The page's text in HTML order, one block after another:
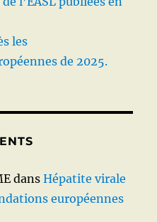
les
de 2025.
dansHépatite virale
européennes